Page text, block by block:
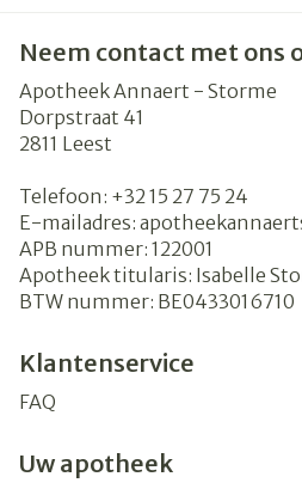
Neem contact met ons
Apotheek Annaert - Storme
Dorpstraat 41
2811 Leest
Telefoon: +32 15 27 75 24
E-mailadres:
APB nummer: 122001
Apotheek titularis: Isabelle
BTW nummer: BE0433016710
Klantenservice
FAQ
Uw apotheek